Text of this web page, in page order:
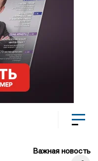
Важная новость